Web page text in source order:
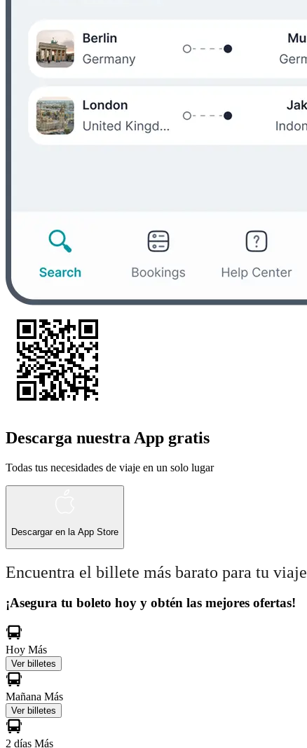
Descarga nuestra App gratis
Todas tus necesidades de viaje en un solo lugar
Descargar en la App Store
Encuentra el billete más barato para tu viaje
¡Asegura tu boleto hoy y obtén las mejores ofertas!
Hoy Más
Ver billetes
Mañana Más
Ver billetes
2 días Más